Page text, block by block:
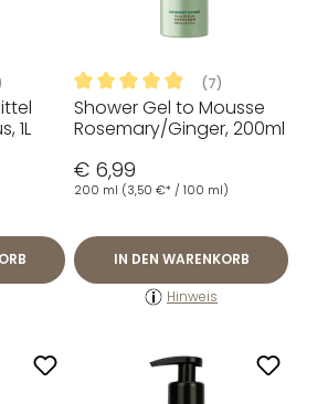
von 4.96 von 5 Sternen
1L
Durchschnittliche
(7)
Shower Gel to Mousse
Rosemary/Ginger, 200ml
€ 6,99
200 ml (3,50 €* / 100 ml)
IN DEN WARENKORB
Hinweis